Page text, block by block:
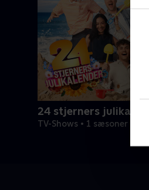
24 stjerners
TV-Shows • 1 sæsoner